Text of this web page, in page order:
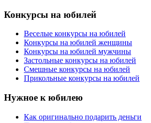
Конкурсы на юбилей
Веселые конкурсы на юбилей
Конкурсы на юбилей женщины
Конкурсы на юбилей мужчины
Застольные конкурсы на юбилей
Смешные конкурсы на юбилей
Прикольные конкурсы на юбилей
Нужное к юбилею
Как оригинально подарить деньги